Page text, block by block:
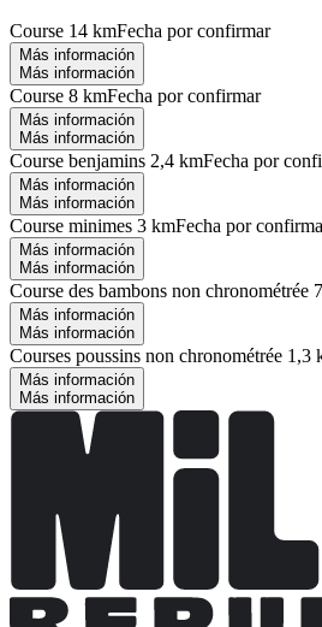
Course 14 kmFecha por confirmar
Más información
Más información
Course 8 kmFecha por confirmar
Más información
Más información
Course benjamins 2,4 kmFecha por
Más información
Más información
Course minimes 3 kmFecha por
Más información
Más información
Course des bambons non chronométrée
Más información
Más información
Courses poussins non chronométrée 1,3
Más información
Más información